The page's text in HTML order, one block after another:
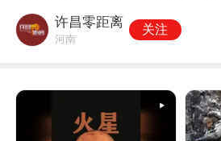
许昌零距离
河南
关注